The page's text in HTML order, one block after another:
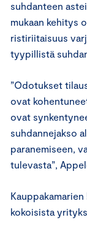
suhdanteen
mukaan kehitys
ristiriitaisuus
tyypillistä
”Odotukset
ovat
ovat
suhdannejakso
paranemiseen,
tulevasta”,
kokoisista